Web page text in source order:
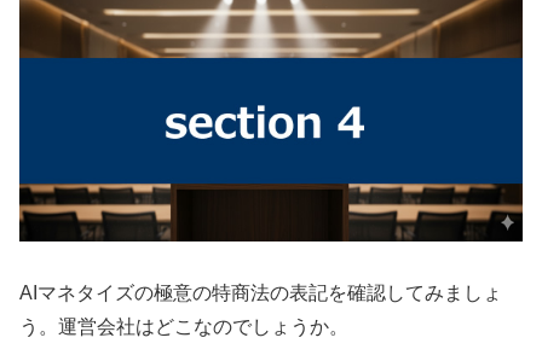
AIマネタイズの極意の特商法の表記を確認してみましょ
う。運営会社はどこなのでしょうか。